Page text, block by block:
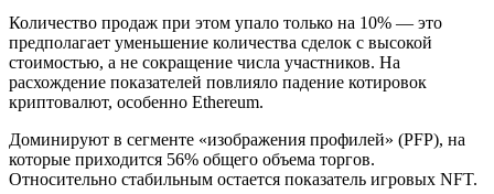
Количество продаж при этом упало только на 10% — это
предполагает уменьшение количества сделок с высокой
стоимостью, а не сокращение числа участников. На
расхождение показателей повлияло падение котировок
криптовалют, особенно Ethereum.
Доминируют в сегменте «изображения профилей» (PFP), на
которые приходится 56% общего объема торгов.
Относительно стабильным остается показатель игровых NFT.